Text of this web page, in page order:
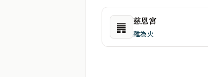
䷠ 慈恩宮
離為火